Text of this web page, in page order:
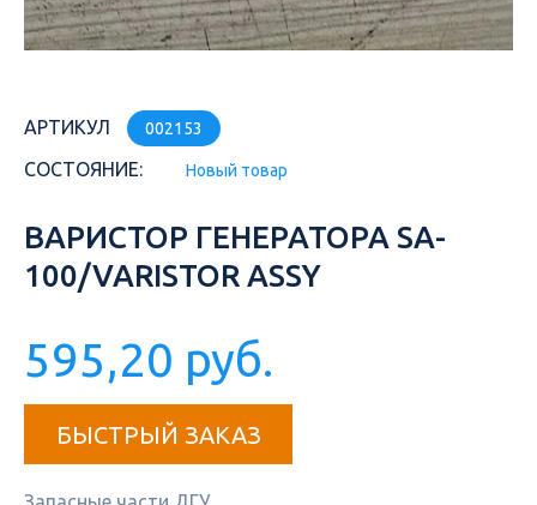
АРТИКУЛ 002153
СОСТОЯНИЕ: Новый товар
ВАРИСТОР ГЕНЕРАТОРА SA-
100/VARISTOR ASSY
595,20 руб.
БЫСТРЫЙ ЗАКАЗ